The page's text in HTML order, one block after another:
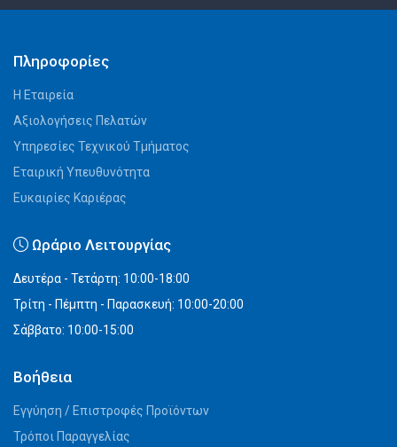
Πληροφορίες
Η Εταιρεία
Αξιολογήσεις Πελατών
Υπηρεσίες Τεχνικού Τμήματος
Εταιρική Υπευθυνότητα
Ευκαιρίες Καριέρας
Ωράριο Λειτουργίας
Δευτέρα - Τετάρτη: 10:00-18:00
Τρίτη - Πέμπτη - Παρασκευή: 10:00-20:00
Σάββατο: 10:00-15:00
Βοήθεια
Εγγύηση / Επιστροφές Προϊόντων
Τρόποι Παραγγελίας